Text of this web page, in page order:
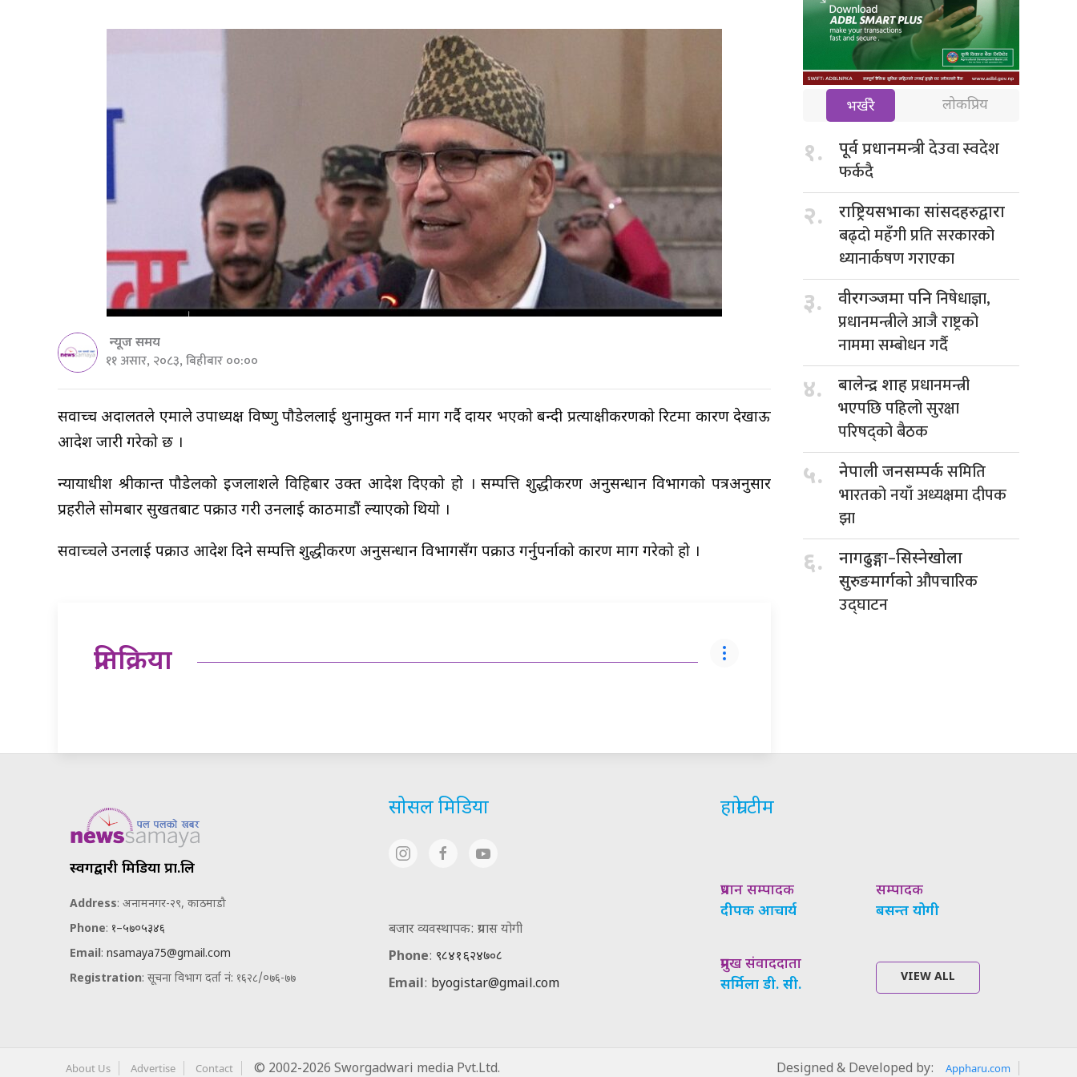
न्यूज समय
११ असार, २०८३, बिहीबार ००:००
सर्वोच्च अदालतले एमाले उपाध्यक्ष विष्णु पौडेललाई थुनामुक्त गर्न माग गर्दै दायर भएको बन्दी प्रत्याक्षीकरणको रिटमा कारण देखाऊ
आदेश जारी गरेको छ ।
न्यायाधीश श्रीकान्त पौडेलको इजलाशले विहिबार उक्त आदेश दिएको हो । सम्पत्ति शुद्धीकरण अनुसन्धान विभागको पत्रअनुसार
प्रहरीले सोमबार सुर्खेतबाट पक्राउ गरी उनलाई काठमाडौं ल्याएको थियो ।
सर्वोच्चले उनलाई पक्राउ आदेश दिने सम्पत्ति शुद्धीकरण अनुसन्धान विभागसँग पक्राउ गर्नुपर्नाको कारण माग गरेको हो ।
प्रतिक्रिया
भर्खरै लोकप्रिय
१. पूर्व प्रधानमन्त्रीदेउवा स्वदेश
फर्कदै
२. राष्ट्रियसभाका सांसदहरुद्वारा
बढ्दो महँगी प्रति सरकारको
ध्यानार्कषण गराएका
३. वीरगञ्जमा पनिनिषेधाज्ञा,
प्रधानमन्त्रीले आजै राष्ट्रको
नाममा सम्बोधन गर्दै
४. बालेन्द्र शाहप्रधानमन्त्री
भएपछि पहिलो सुरक्षा
परिषद्को बैठक
५. नेपाली जनसम्पर्कसमिति
भारतको नयाँ अध्यक्षमा दीपक
झा
६.
नागढुङ्गा–सिस्नेखोला
सुरुङमार्गकोऔपचारिक
उद्घाटन
स्वर्गद्वारी मिडिया प्रा.लि
Address: अनामनगर-२९, काठमाडौ
Phone: १–५७०५३४६
Email: nsamaya75@gmail.com
Registration: सूचना विभाग दर्ता नं: १६२८/०७६-७७
सोसल मिडिया
बजार व्यवस्थापक: प्रयास योगी
Phone: ९८४१६२४७०८
Email: byogistar@gmail.com
हाम्रो टीम
प्रधान सम्पादक
दीपक आचार्य
सम्पादक
बसन्त योगी
प्रमुख संवाददाता
सर्मिला डी. सी.
VIEW ALL
About Us Advertise Contact © 2002-2026 Sworgadwari media Pvt.Ltd. Designed & Developed by: Appharu.com